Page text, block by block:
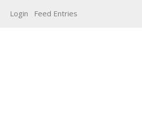
Login
Feed Entries